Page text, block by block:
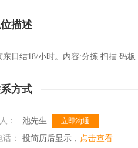
描述
东日结18/小时。内容:分拣.扫描.码板
方式
： 池先生 立即沟通
：
投简历后显示， 点击查看